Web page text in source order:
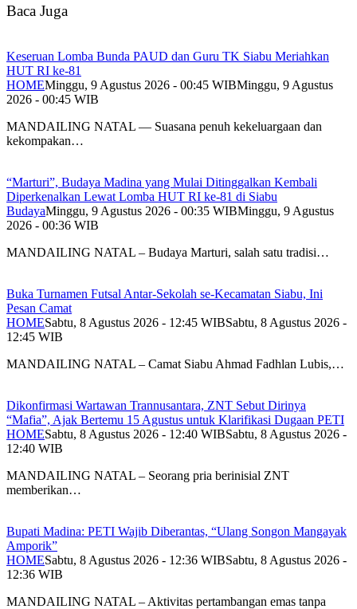
Baca Juga
Keseruan Lomba Bunda PAUD dan Guru TK Siabu Meriahkan
HUT RI ke-81
HOMEMinggu, 9 Agustus 2026 - 00:45 WIBMinggu, 9 Agustus
2026 - 00:45 WIB
MANDAILING NATAL — Suasana penuh kekeluargaan dan
kekompakan…
“Marturi”, Budaya Madina yang Mulai Ditinggalkan Kembali
Diperkenalkan Lewat Lomba HUT RI ke-81 di Siabu
BudayaMinggu, 9 Agustus 2026 - 00:35 WIBMinggu, 9 Agustus
2026 - 00:36 WIB
MANDAILING NATAL – Budaya Marturi, salah satu tradisi…
Buka Turnamen Futsal Antar-Sekolah se-Kecamatan Siabu, Ini
Pesan Camat
HOMESabtu, 8 Agustus 2026 - 12:45 WIBSabtu, 8 Agustus 2026 -
12:45 WIB
MANDAILING NATAL – Camat Siabu Ahmad Fadhlan Lubis,…
Dikonfirmasi Wartawan Trannusantara, ZNT Sebut Dirinya
“Mafia”, Ajak Bertemu 15 Agustus untuk Klarifikasi Dugaan PETI
HOMESabtu, 8 Agustus 2026 - 12:40 WIBSabtu, 8 Agustus 2026 -
12:40 WIB
MANDAILING NATAL – Seorang pria berinisial ZNT
memberikan…
Bupati Madina: PETI Wajib Diberantas, “Ulang Songon Mangayak
Amporik”
HOMESabtu, 8 Agustus 2026 - 12:36 WIBSabtu, 8 Agustus 2026 -
12:36 WIB
MANDAILING NATAL – Aktivitas pertambangan emas tanpa